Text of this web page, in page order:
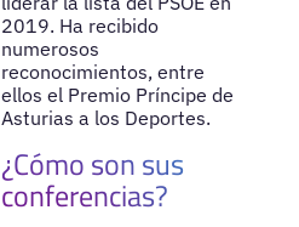
2019. Ha recibido
numerosos
reconocimientos, entre
ellos el Premio Príncipe de
Asturias a los Deportes.
¿Cómo son sus
conferencias?